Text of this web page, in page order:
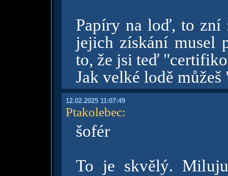
Papíry na loď, to zní
jejich získání musel
to, že jsi teď
Jak velké lodě
12.02.2025 11:07:49
Ptakolebec:
šofér
To je skvělý.